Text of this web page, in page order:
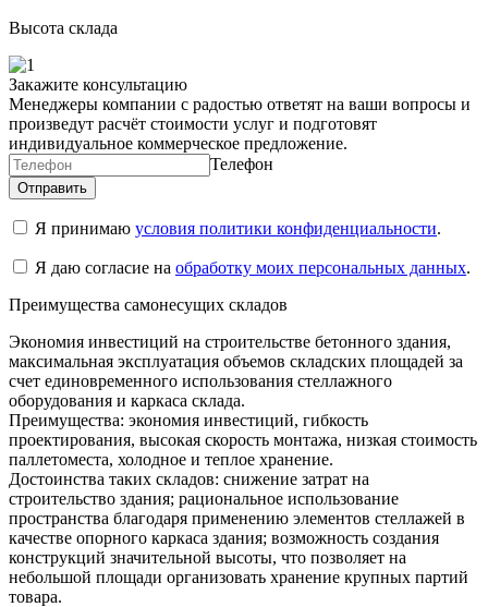
Высота склада
Закажите консультацию
Менеджеры компании с радостью ответят на ваши вопросы и
произведут расчёт стоимости услуг и подготовят
индивидуальное коммерческое предложение.
Телефон
Я принимаю условия политики конфиденциальности.
Я даю согласие на обработку моих персональных данных.
Преимущества самонесущих складов
Экономия инвестиций на строительстве бетонного здания,
максимальная эксплуатация объемов складских площадей за
счет единовременного использования стеллажного
оборудования и каркаса склада.
Преимущества: экономия инвестиций, гибкость
проектирования, высокая скорость монтажа, низкая стоимость
паллетоместа, холодное и теплое хранение.
Достоинства таких складов: снижение затрат на
строительство здания; рациональное использование
пространства благодаря применению элементов стеллажей в
качестве опорного каркаса здания; возможность создания
конструкций значительной высоты, что позволяет на
небольшой площади организовать хранение крупных партий
товара.